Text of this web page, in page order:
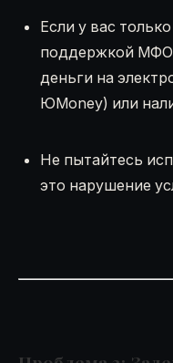
Если у вас
поддержкой
деньги на
ЮMoney) или
Не пытайтесь
это нарушение